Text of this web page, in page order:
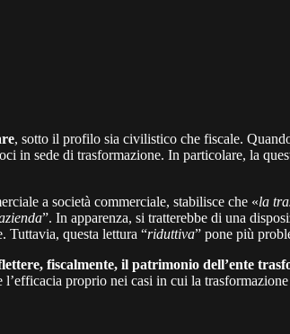
, sotto il profilo sia civilistico che fiscale.
in sede di trasformazione. In particolare, la
a società commerciale, stabilisce che «la
”. In apparenza, si tratterebbe di una
Tuttavia, questa lettura “riduttiva” pone più
fiscalmente, il patrimonio dell’ente
proprio nei casi in cui la